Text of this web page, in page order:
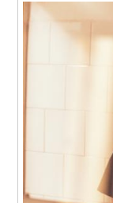
Рост в
Ошибки